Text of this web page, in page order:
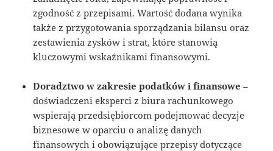
zgodność z przepisami. Wartość dodana wynika
także z przygotowania sporządzania bilansu oraz
zestawienia zysków i strat, które stanowią
kluczowymi wskaźnikami finansowymi.
Doradztwo w zakresie podatków i finansowe –
doświadczeni eksperci z biura rachunkowego
wspierają przedsiębiorcom podejmować decyzje
biznesowe w oparciu o analizę danych
finansowych i obowiązujące przepisy dotyczące